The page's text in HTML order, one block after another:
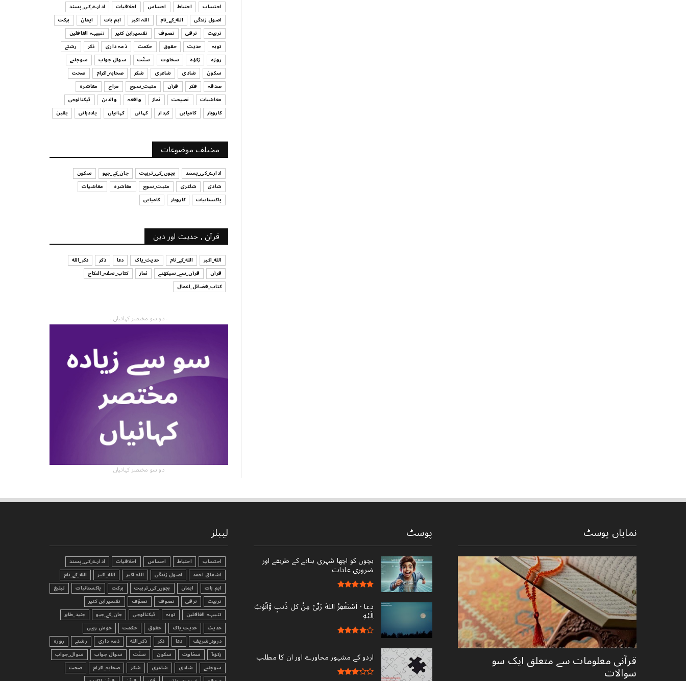
July 29, 2026
UNCATEGORIZED
اس وقت آپ کا موڈ کیسا ہے؟
July 29, 2026
UNCATEGORIZED
قرض لینے اور دینے میں ہوشیاری
July 29, 2026
آپ کا فیصلہ کرنے کا انداز
July 29, 2026
احتساب احتیاط احساس اخلاقیات
ادارے_کی_پسند
اصول زندگی
الله_کے_نام اللہ اکبر اہم بات ایمان
برکت
تربیت
ترقی تصوف تفسیرابن کثیر
تنبیہہ الغافلین
توبہ
حدیث حقوق حکمت ذمہ داری ذکر
رشتے
روزہ
زکوٰۃ سخاوت سنّت سوال جواب
سوچئیے
سکون
شادی شاعری شکر صحابہ_اکرام
صحت
صدقہ
فکر قرآن مثبت_سوچ مزاح
معاشرہ
معاشیات
نصیحت نماز واقعہ والدین
ٹیکنالوجی
کاروبار
کامیابی کردار کہانی کہانیاں یاددہانی یقین
مختلف موضوعات
ادارے_کی_پسند بچوں_کی_تربیت جان_کے_جیو
سکون
شادی
شاعری مثبت_سوچ معاشرہ
معاشیات
پاکستانیات
کاروبار کامیابی
قرآن , حدیث اور دین
الله_اکبر الله_کے_نام حدیث_پاک دعا ذکر
ذکر_الله
قرآن
قرآن_سے_سیکھئے نماز
کتاب_تحفہ_النکاح
کتاب_فضائل_اعمال
- دو سو مختصر کہانیاں -
دو سو مختصر کہانیاں
نمایاں پوسٹ
قرآنی ‏معلومات ‏سے ‏متعلق ‏ایک ‏سو
‏سوالات ‏
پوسٹ
بچوں کو اچھا شہری بنانے کے طریقے اور
ضروری عادات
دعا - ‎اَسْتَغْفِرُ اللهَ رَبِّىْ مِنْ کل ذَنبٍ وَّاَتُوْبُ
اِلَيْهِ
اردو کے مشہور محاورے اور ان کا مطلب
لیبلز
احتساب احتیاط احساس اخلاقیات
ادارے_کی_پسند
اشفاق احمد
اصول زندگی اللہ اکبر الله_اکبر
الله_کے_نام
اہم بات
ایمان بچوں_کی_تربیت برکت پاکستانیات
تبليغ
تربیت
ترقی تصوف تصوّف
تفسیرابن کثیر
تنبیہہ الغافلین
توبہ ٹیکنالوجی جان_کے_جیو
جنید_طاہر
حدیث
حدیث_پاک حقوق حکمت
خوش رہیں
درود_شریف
دعا ذکر ذکر_الله ذمہ داری رشتے
روزہ
زکوٰۃ
سخاوت سکون سنّت سوال جواب
سوال_جواب
سوچئیے
شادی شاعری شکر صحابہ_اکرام
صحت